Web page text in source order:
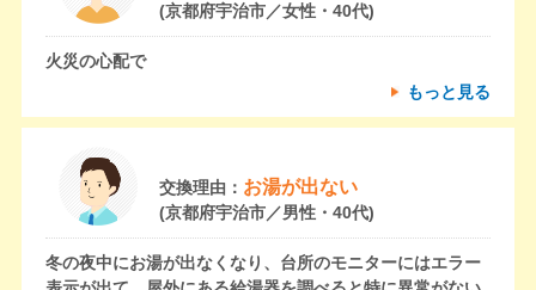
(京都府宇治市／女性・40代)
火災の心配で
もっと見る
交換理由： お湯が出ない
(京都府宇治市／男性・40代)
冬の夜中にお湯が出なくなり、台所のモニターにはエラー